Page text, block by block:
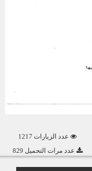
عدد الزيارات 1217
عدد مرات التحميل 829